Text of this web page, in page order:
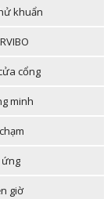
khuẩn
cổng
minh
ứng
giờ